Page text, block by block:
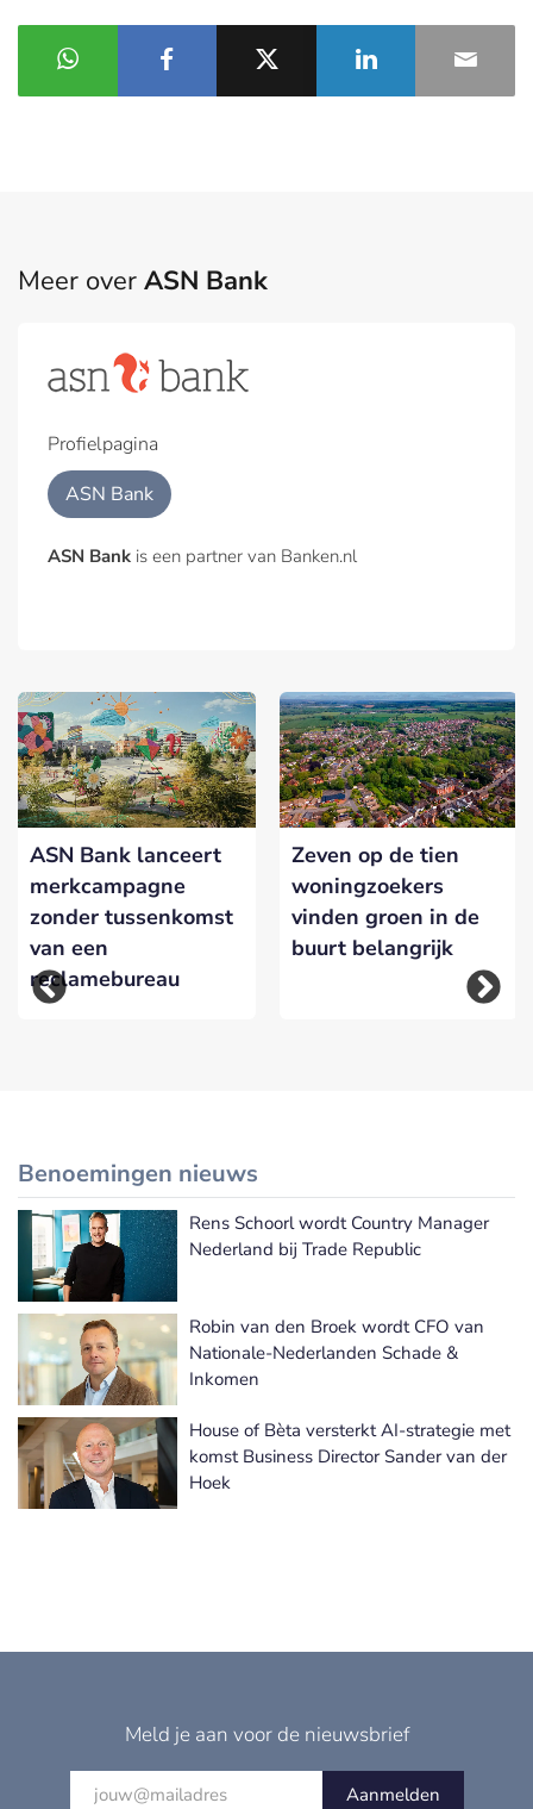
Meer over ASN Bank
Profielpagina
ASN Bank
ASN Bank is een partner van Banken.nl
ASN Bank lanceert
merkcampagne
zonder tussenkomst
van een
reclamebureau
Zeven op de tien
woningzoekers
vinden groen in de
buurt belangrijk
Benoemingen nieuws
Meer Benoemingen nieuws
Rens Schoorl wordt Country Manager
Nederland bij Trade Republic
Robin van den Broek wordt CFO van
Nationale-Nederlanden Schade &
Inkomen
House of Bèta versterkt AI-strategie met
komst Business Director Sander van der
Hoek
Meld je aan voor de nieuwsbrief
Aanmelden